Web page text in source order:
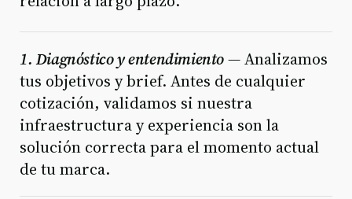
1. Diagnóstico y entendimiento —Analizamos
tus objetivos y brief. Antes de cualquier
cotización, validamos si nuestra
infraestructura y experiencia son la
solución correcta para el momento actual
de tu marca.